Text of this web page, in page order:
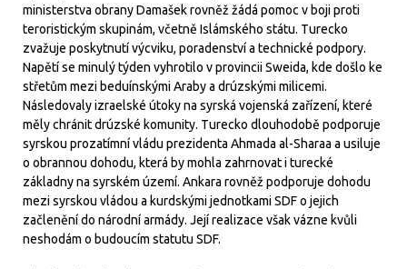
ministerstva obrany Damašek rovněž žádá pomoc v boji proti
teroristickým skupinám, včetně Islámského státu. Turecko
zvažuje poskytnutí výcviku, poradenství a technické podpory.
Napětí se minulý týden vyhrotilo v provincii Sweida, kde došlo ke
střetům mezi beduínskými Araby a drúzskými milicemi.
Následovaly izraelské útoky na syrská vojenská zařízení, které
měly chránit drúzské komunity. Turecko dlouhodobě podporuje
syrskou prozatímní vládu prezidenta Ahmada al-Sharaa a usiluje
o obrannou dohodu, která by mohla zahrnovat i turecké
základny na syrském území. Ankara rovněž podporuje dohodu
mezi syrskou vládou a kurdskými jednotkami SDF o jejich
začlenění do národní armády. Její realizace však vázne kvůli
neshodám o budoucím statutu SDF.